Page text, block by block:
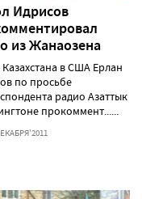
Идрисов
из Жанаозена
в США Ерлан
по просьбе
радио Азаттык
прокоммент......